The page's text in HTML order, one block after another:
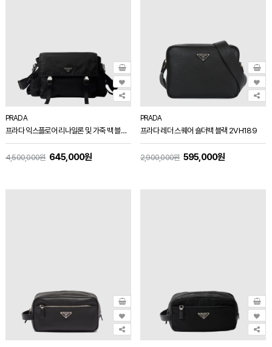
PRADA
프라다 익스플로어 리나일론 및 가죽 백 블랙 2VD082
4,500,000원 645,000원
PRADA
프라다 레더 스퀘어 숄더백 블랙 2VH189
2,900,000원 595,000원